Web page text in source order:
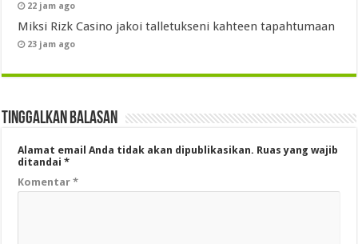
22 jam ago
Miksi Rizk Casino jakoi talletukseni kahteen tapahtumaan
23 jam ago
Tinggalkan Balasan
Alamat email Anda tidak akan dipublikasikan. Ruas yang wajib
ditandai*
Komentar*